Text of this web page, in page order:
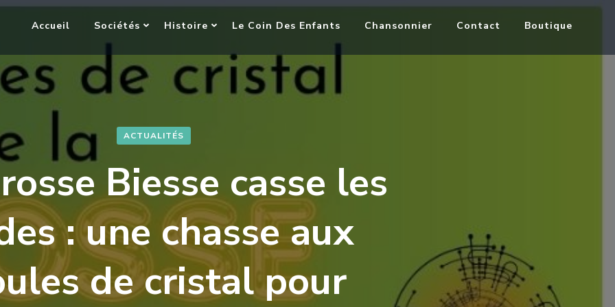
Accueil Sociétés Histoire Le Coin Des Enfants Chansonnier Contact Boutique
ACTUALITÉS
Biesse casse les
: une chasse aux
de cristal pour